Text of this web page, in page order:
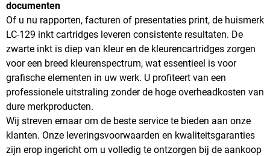
documenten
Of u nu rapporten, facturen of presentaties print, de huismerk
LC-129 inkt cartridges leveren consistente resultaten. De
zwarte inkt is diep van kleur en de kleurencartridges zorgen
voor een breed kleurenspectrum, wat essentieel is voor
grafische elementen in uw werk. U profiteert van een
professionele uitstraling zonder de hoge overheadkosten van
dure merkproducten.
Wij streven ernaar om de beste service te bieden aan onze
klanten. Onze leveringsvoorwaarden en kwaliteitsgaranties
zijn erop ingericht om u volledig te ontzorgen bij de aankoop